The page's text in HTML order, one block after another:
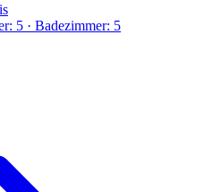
5 · Badezimmer: 5